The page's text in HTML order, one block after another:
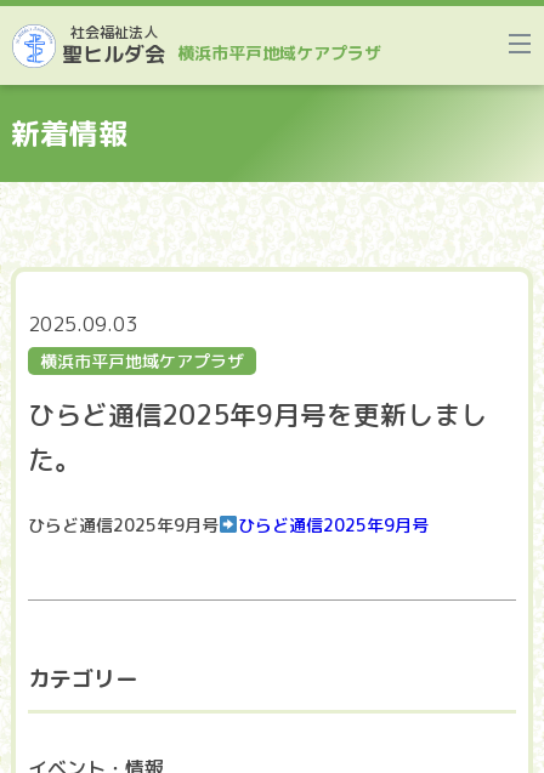
社会福祉法人
聖ヒルダ会 横浜市平戸地域ケアプラザ
新着情報
2025.09.03
横浜市平戸地域ケアプラザ
ひらど通信2025年9月号を更新しまし
た。
ひらど通信2025年9月号 ひらど通信2025年9月号
カテゴリー